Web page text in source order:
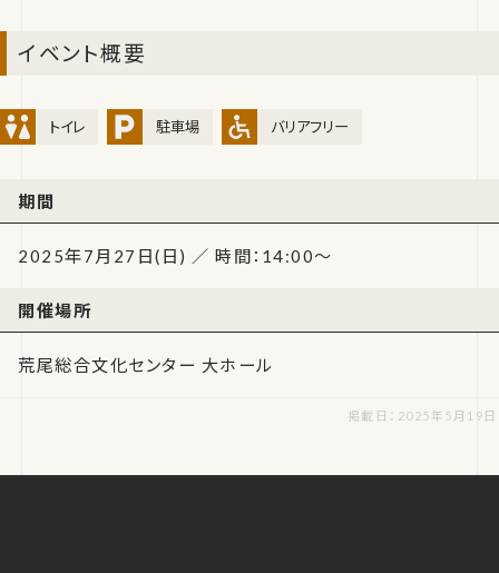
イベント概要
トイレ 駐車場 バリアフリー
期間
2025年7月27日(日) ／ 時間：14:00～
開催場所
荒尾総合文化センター 大ホール
掲載日：2025年5月19日